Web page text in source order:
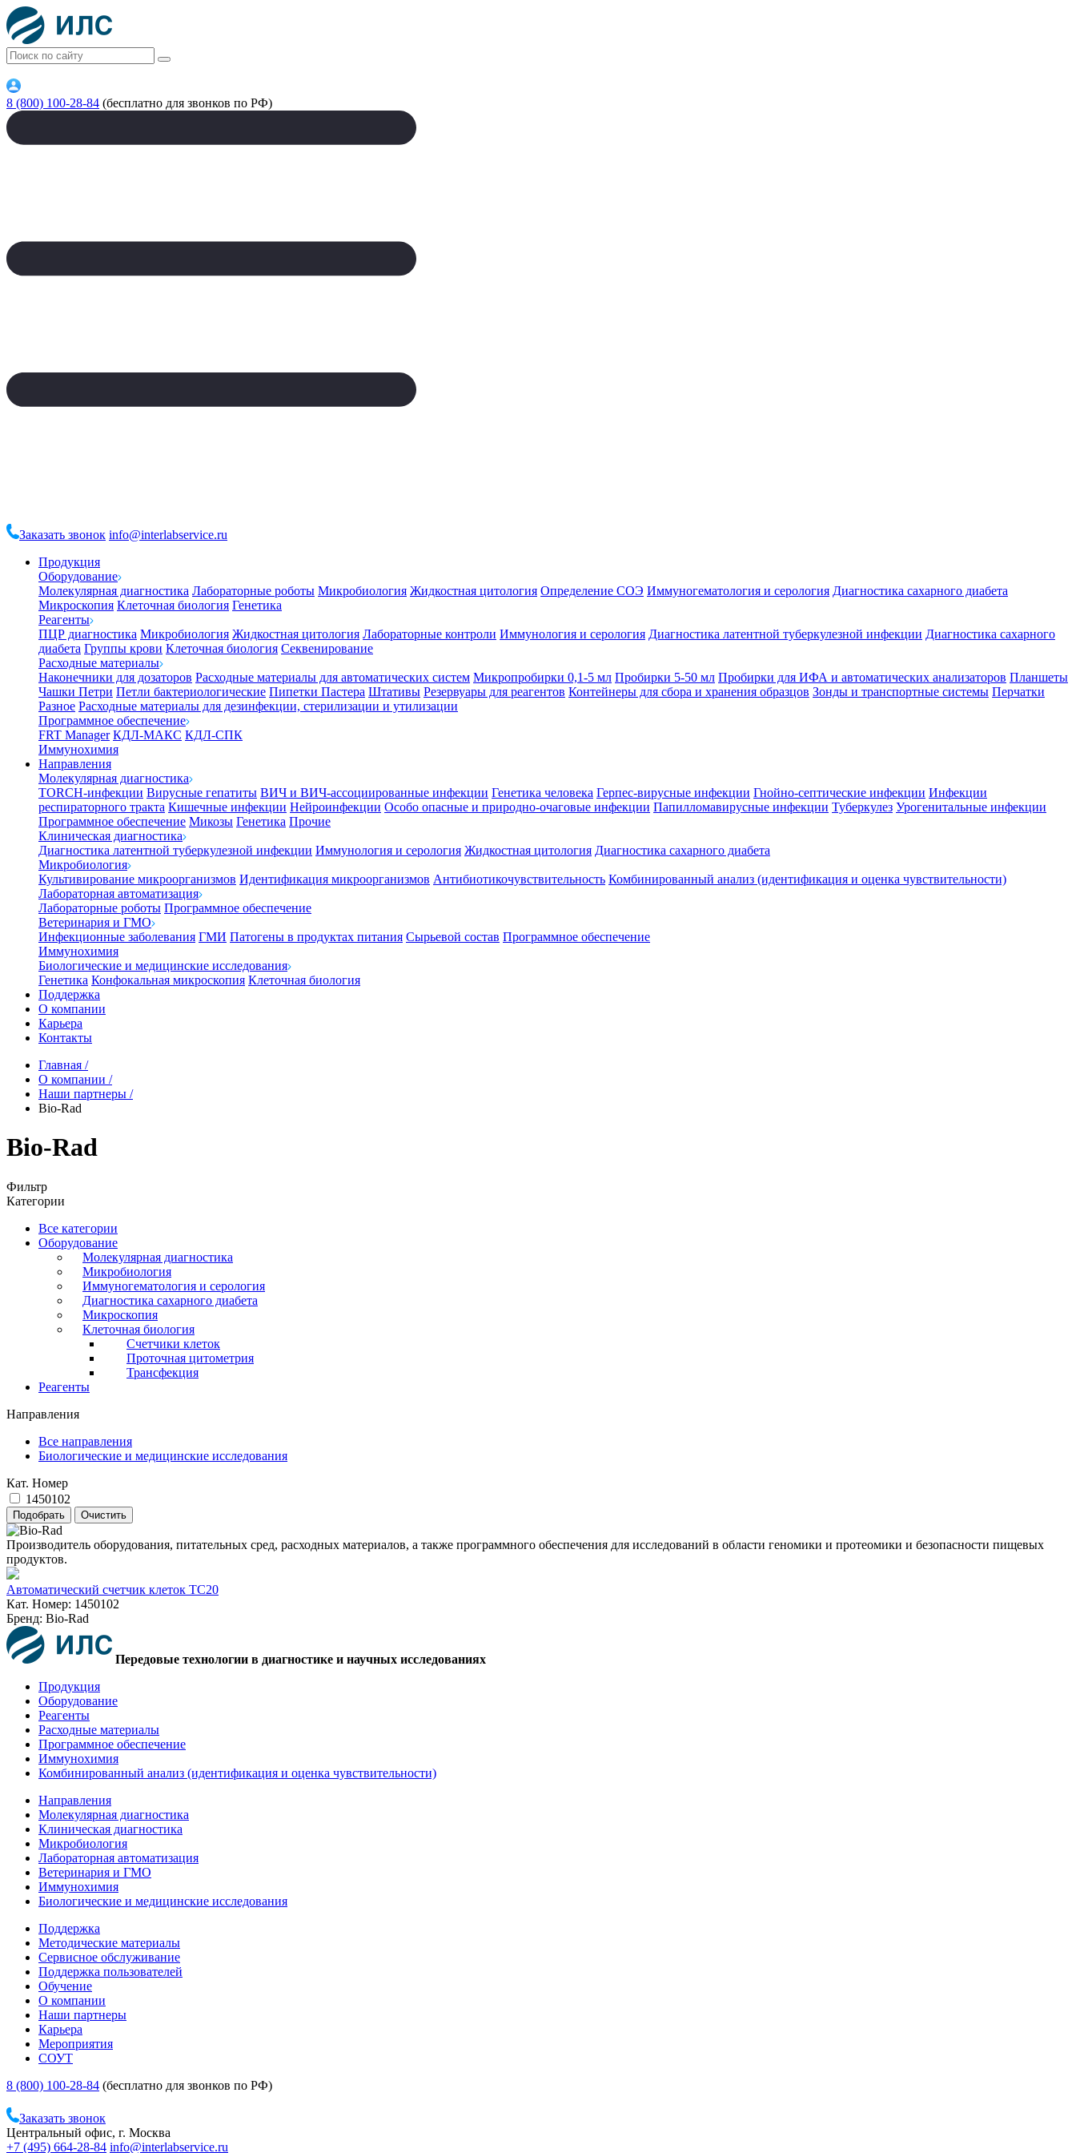
8 (800) 100-28-84 (бесплатно для звонков по РФ)
Заказать звонок info@interlabservice.ru
Продукция
Оборудование
Молекулярная диагностика Лабораторные роботы Микробиология Жидкостная цитология Определение СОЭ Иммуногематология и серология Диагностика сахарного диабета
Микроскопия Клеточная биология Генетика
Реагенты
ПЦР диагностика Микробиология Жидкостная цитология Лабораторные контроли Иммунология и серология Диагностика латентной туберкулезной инфекции Диагностика сахарного
диабета Группы крови Клеточная биология Секвенирование
Расходные материалы
Наконечники для дозаторов Расходные материалы для автоматических систем Микропробирки 0,1-5 мл Пробирки 5-50 мл Пробирки для ИФА и автоматических анализаторов Планшеты
Чашки Петри Петли бактериологические Пипетки Пастера Штативы Резервуары для реагентов Контейнеры для сбора и хранения образцов Зонды и транспортные системы Перчатки
Разное Расходные материалы для дезинфекции, стерилизации и утилизации
Программное обеспечение
FRT Manager КДЛ-МАКС КДЛ-СПК
Иммунохимия
Направления
Молекулярная диагностика
TORCH-инфекции Вирусные гепатиты ВИЧ и ВИЧ-ассоциированные инфекции Генетика человека Герпес-вирусные инфекции Гнойно-септические инфекции Инфекции
респираторного тракта Кишечные инфекции Нейроинфекции Особо опасные и природно-очаговые инфекции Папилломавирусные инфекции Туберкулез Урогенитальные инфекции
Программное обеспечение Микозы Генетика Прочие
Клиническая диагностика
Диагностика латентной туберкулезной инфекции Иммунология и серология Жидкостная цитология Диагностика сахарного диабета
Микробиология
Культивирование микроорганизмов Идентификация микроорганизмов Антибиотикочувствительность Комбинированный анализ (идентификация и оценка чувствительности)
Лабораторная автоматизация
Лабораторные роботы Программное обеспечение
Ветеринария и ГМО
Инфекционные заболевания ГМИ Патогены в продуктах питания Сырьевой состав Программное обеспечение
Иммунохимия
Биологические и медицинские исследования
Генетика Конфокальная микроскопия Клеточная биология
Поддержка
О компании
Карьера
Контакты
Главная /
О компании /
Наши партнеры /
Bio-Rad
Bio-Rad
Фильтр
Категории
Все категории
Оборудование
Молекулярная диагностика
Микробиология
Иммуногематология и серология
Диагностика сахарного диабета
Микроскопия
Клеточная биология
Счетчики клеток
Проточная цитометрия
Трансфекция
Реагенты
Направления
Все направления
Биологические и медицинские исследования
Кат. Номер
1450102
Производитель оборудования, питательных сред, расходных материалов, а также программного обеспечения для исследований в области геномики и протеомики и безопасности пищевых
продуктов.
Автоматический счетчик клеток TC20
Кат. Номер: 1450102
Бренд: Bio-Rad
Передовые технологии в диагностике и научных исследованиях
Продукция
Оборудование
Реагенты
Расходные материалы
Программное обеспечение
Иммунохимия
Комбинированный анализ (идентификация и оценка чувствительности)
Направления
Молекулярная диагностика
Клиническая диагностика
Микробиология
Лабораторная автоматизация
Ветеринария и ГМО
Иммунохимия
Биологические и медицинские исследования
Поддержка
Методические материалы
Сервисное обслуживание
Поддержка пользователей
Обучение
О компании
Наши партнеры
Карьера
Мероприятия
СОУТ
8 (800) 100-28-84 (бесплатно для звонков по РФ)
Заказать звонок
Центральный офис, г. Москва
+7 (495) 664-28-84 info@interlabservice.ru